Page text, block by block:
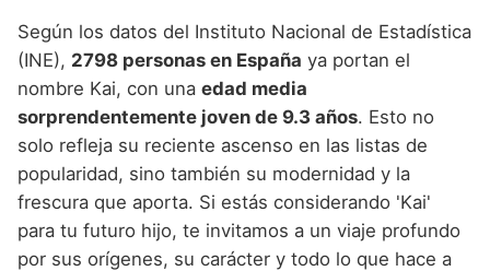
Nombres de niño que empiezan por M
Nombres de niño que empiezan por N
Nombres de niño que empiezan por O
Nombres de niño que empiezan por P
Nombres de niño que empiezan por Q
Nombres de niño que empiezan por R
Nombres de Niño Murcianos
Nombres de Niño Navarros
Nombres de Niño Riojanos
Nombres de Niño Valencianos
Nombres de Niño Vascos
Nombres de Niño Judíos
Nombres de Niño Marroquíes
Nombres de Niño Portugueses
Nombres de Niño Rumanos
Nombres de Niño Rusos
Nombres de Niño Suecos
Según los datos del Instituto Nacional de Estadística
(INE), 2798 personas en España ya portan el
nombre Kai, con una edad media
sorprendentemente joven de 9.3 años. Esto no
solo refleja su reciente ascenso en las listas de
popularidad, sino también su modernidad y la
frescura que aporta. Si estás considerando 'Kai'
para tu futuro hijo, te invitamos a un viaje profundo
por sus orígenes, su carácter y todo lo que hace a